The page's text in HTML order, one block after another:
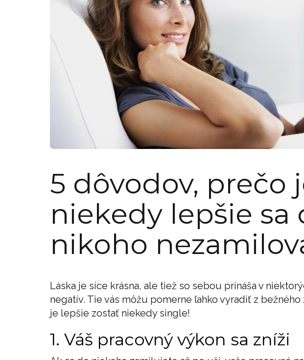
5 dôvodov, prečo
niekedy lepšie sa
nikoho
Láska je síce krásna, ale tiež so sebou prináša v
negatív. Tie vás môžu pomerne ľahko vyradiť z
je lepšie zostať niekedy single!
1. Váš pracovný výkon sa zníži